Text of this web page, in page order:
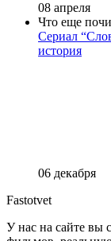
08 апреля
Что еще
Сериал
история
06 декабря
Fastotvet
У нас на сайте вы